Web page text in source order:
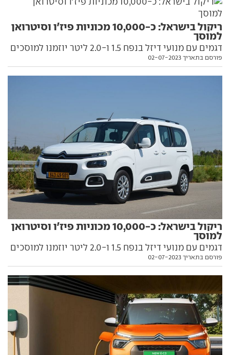
ריקול בישראל: כ-10,000 מכוניות פיז'ו וסיטרואן
למוסך
דגמים עם מנועי דיזל בנפח 1.5 ו-2.0 ליטר יוזמנו למוסכים
המורשים. משך העבודה כשעתיים
פורסם בתאריך 02-07-2023
ריקול בישראל: כ-10,000 מכוניות פיז'ו וסיטרואן
למוסך
דגמים עם מנועי דיזל בנפח 1.5 ו-2.0 ליטר יוזמנו למוסכים
המורשים. משך העבודה כשעתיים
פורסם בתאריך 02-07-2023